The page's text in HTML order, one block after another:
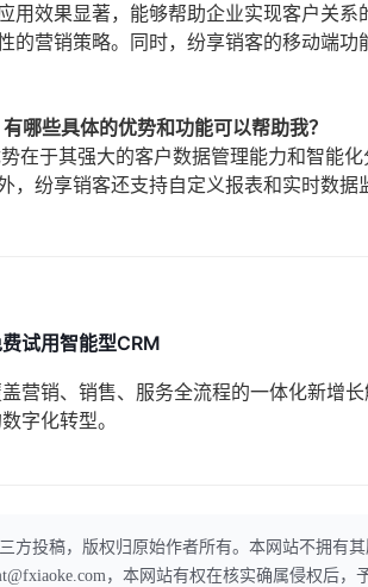
用效果显著，能够帮助企业实现客户关
的营销策略。同时，纷享销客的移动端
哪些具体的优势和功能可以帮助我？
在于其强大的客户数据管理能力和智能
，纷享销客还支持自定义报表和实时数
试用智能型CRM
营销、销售、服务全流程的一体化新增
字化转型。
方投稿，版权归原始作者所有。本网站不拥有
，本网站有权在核实确属侵权后，